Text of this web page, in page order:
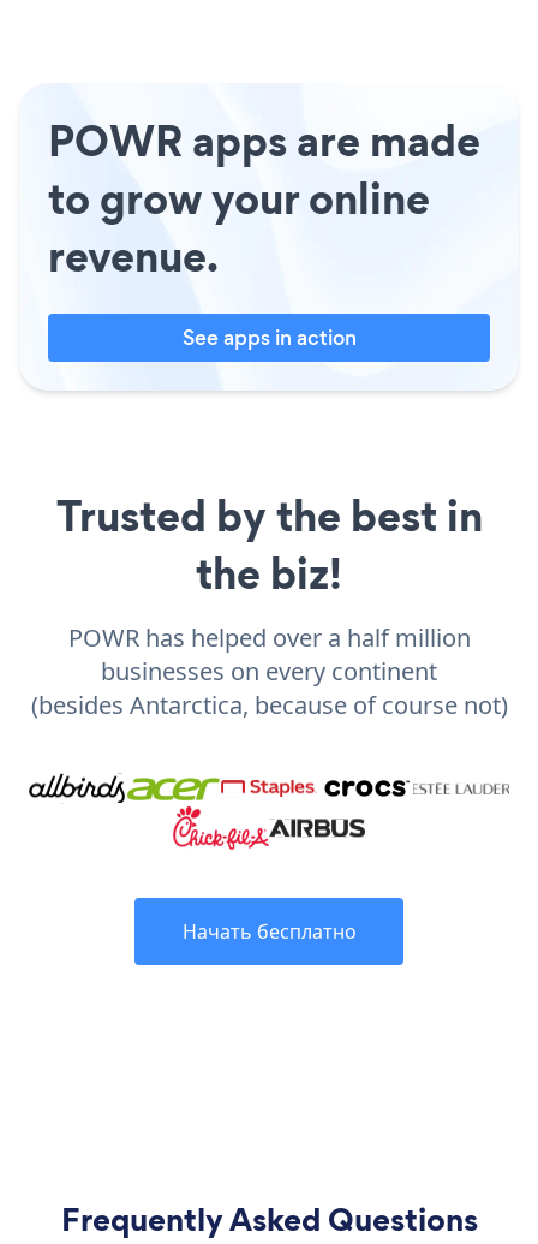
POWR apps are made
to grow your online
revenue.
See apps in action
Trusted by the best in
the biz!
POWR has helped over a half million
businesses on every continent
(besides Antarctica, because of course not)
Начать бесплатно
Frequently Asked Questions